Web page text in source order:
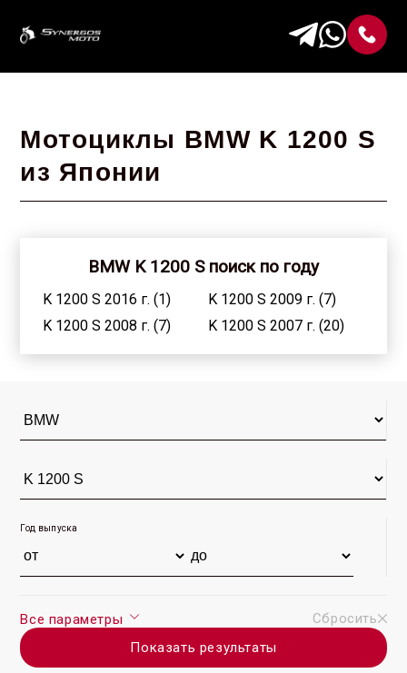
Мотоциклы BMW K 1200 S
из Японии
BMW K 1200 S поиск по году
K 1200 S 2016 г. (1)
K 1200 S 2009 г. (7)
K 1200 S 2008 г. (7)
K 1200 S 2007 г. (20)
K 1200 S 2006 г. (22)
K 1200 S 2005 г. (35)
Год выпуска
Все параметры
Сбросить
Показать результаты